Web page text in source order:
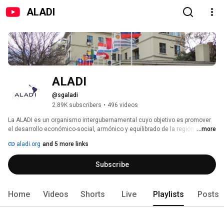
ALADI
ALADI
@sgaladi
2.89K subscribers • 496 videos
La ALADI es un organismo intergubernamental cuyo objetivo es promover
el desarrollo económico-social, armónico y equilibrado de la región a ...more
aladi.org and 5 more links
Subscribe
Home Videos Shorts Live Playlists Posts